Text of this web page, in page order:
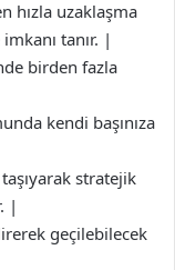
hızla uzaklaşma
tanır. |
birden fazla
kendi başınıza
stratejik
|
geçilebilecek